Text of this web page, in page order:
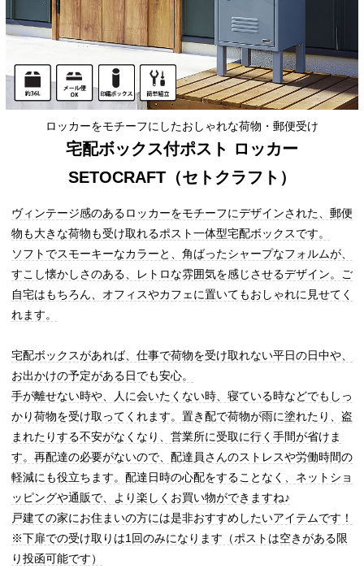
ロッカーをモチーフにしたおしゃれな荷物・郵便受け
宅配ボックス付ポスト ロッカー
SETOCRAFT（セトクラフト）
ヴィンテージ感のあるロッカーをモチーフにデザインされた、郵便
物も大きな荷物も受け取れるポスト一体型宅配ボックスです。
ソフトでスモーキーなカラーと、角ばったシャープなフォルムが、
すこし懐かしさのある、レトロな雰囲気を感じさせるデザイン。ご
自宅はもちろん、オフィスやカフェに置いてもおしゃれに見せてく
れます。
宅配ボックスがあれば、仕事で荷物を受け取れない平日の日中や、
お出かけの予定がある日でも安心。
手が離せない時や、人に会いたくない時、寝ている時などでもしっ
かり荷物を受け取ってくれます。置き配で荷物が雨に塗れたり、盗
まれたりする不安がなくなり、営業所に受取に行く手間が省けま
す。再配達の必要がないので、配達員さんのストレスや労働時間の
軽減にも役立ちます。配達日時の心配をすることなく、ネットショ
ッピングや通販で、より楽しくお買い物ができますね♪
戸建ての家にお住まいの方には是非おすすめしたいアイテムです！
※下扉での受け取りは1回のみになります（ポストは空きがある限
り投函可能です）